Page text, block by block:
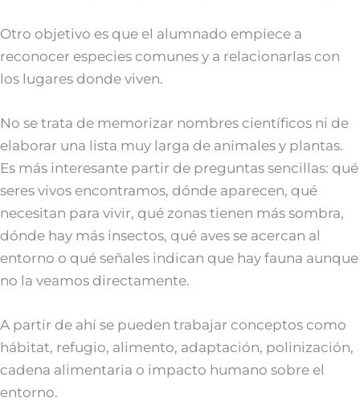
Otro objetivo es que el alumnado empiece a
reconocer especies comunes y a relacionarlas con
los lugares donde viven.
No se trata de memorizar nombres científicos ni de
elaborar una lista muy larga de animales y plantas.
Es más interesante partir de preguntas sencillas: qué
seres vivos encontramos, dónde aparecen, qué
necesitan para vivir, qué zonas tienen más sombra,
dónde hay más insectos, qué aves se acercan al
entorno o qué señales indican que hay fauna aunque
no la veamos directamente.
A partir de ahí se pueden trabajar conceptos como
hábitat, refugio, alimento, adaptación, polinización,
cadena alimentaria o impacto humano sobre el
entorno.